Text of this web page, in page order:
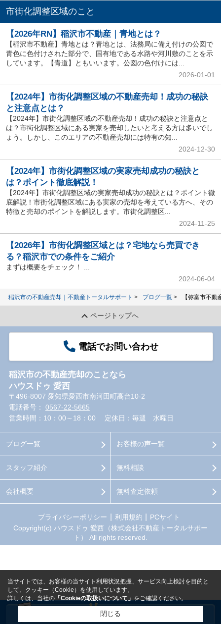
市街化調整区域のこと
【2026年RN】稲沢市不動産｜青地とは？
【稲沢市不動産】青地とは？青地とは、法務局に備え付けの公図で
青色に色付けされた部分で、国有地である水路や河川敷のことを示
しています。【青道】ともいいます。公図の色付けには...
2026-01-01
【2024年】市街化調整区域の不動産売却！成功の秘訣
と注意点とは？
【2024年】市街化調整区域の不動産売却！成功の秘訣と注意点と
は？市街化調整区域にある実家を売却したいと考える方は多いでし
ょう。しかし、このエリアの不動産売却には特有の知...
2024-12-30
【2024年】市街化調整区域の実家売却成功の秘訣と
は？ポイント徹底解説！
【2024年】市街化調整区域の実家売却成功の秘訣とは？ポイント徹
底解説！市街化調整区域にある実家の売却を考えている方へ、その
特徴と売却のポイントを解説します。市街化調整区...
2024-11-25
【2026年】市街化調整区域とは？宅地なら売買でき
る？稲沢市での条件をご紹介
まずは概要をチェック！ ...
2024-06-04
稲沢市の不動産売却｜不動産トータルサポート ブログ一覧 【弥富市不
ページトップへ
電話でお問い合わせ
稲沢市の不動産売却のことなら
ハウスドゥ 愛西
〒496-8007 愛知県愛西市南河田町高台10-2
電話番号： 0567-22-5665
営業時間：10：00～18：00
定休日：毎週 水曜日
ブログ一覧
スタッフ紹介
会社概要
お客様の声一覧
無料相談
無料査定依頼
プライバシーポリシー 利用規約
PCサイト
Copyright(c) ハウスドゥ 愛西（株式会社不動産トータルサポー
ト） All rights reserved.
当サイトでは、お客様の当サイト利用状況把握、サービス向上検討を目的と
して、クッキー（Cookie）を使用しています。
詳しくは、当社の「Cookieの取扱いについて」をご確認ください。
閉じる